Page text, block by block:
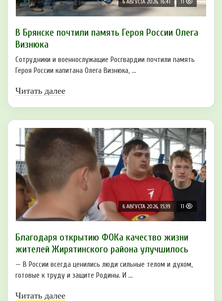
6 АВГУСТА 2026, 16:41 11
В Брянске почтили память Героя России Олега
Визнюка
Сотрудники и военнослужащие Росгвардии почтили память
Героя России капитана Олега Визнюка, ...
Читать далее
6 АВГУСТА 2026, 15:39 11
Благодаря открытию ФОКа качество жизни
жителей Жирятинского района улучшилось
— В России всегда ценились люди сильные телом и духом,
готовые к труду и защите Родины. И ...
Читать далее